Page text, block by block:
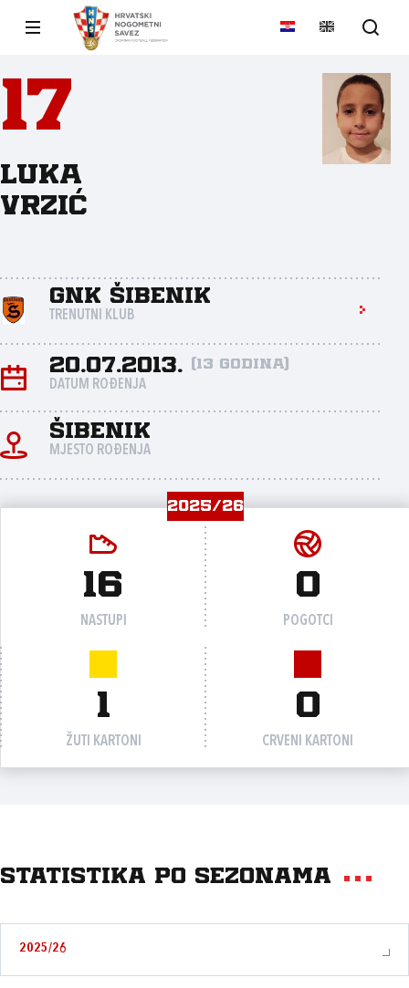
17
Luka
Vrzić
GNK ŠIBENIK
TRENUTNI KLUB
20.07.2013. (13 godina)
DATUM ROĐENJA
Šibenik
MJESTO ROĐENJA
2025/26
16
NASTUPI
0
POGOTCI
1
ŽUTI KARTONI
0
CRVENI KARTONI
Statistika po sezonama
2025/26